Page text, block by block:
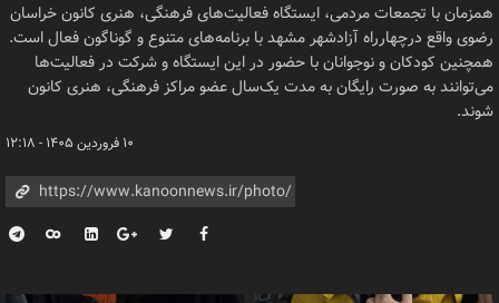
همزمان با تجمعات مردمی، ایستگاه فعالیت‌های فرهنگی، هنری کانون خراسان
رضوی واقع درچهارراه آزادشهر مشهد با برنامه‌های متنوع و گوناگون فعال است.
همچنین کودکان و نوجوانان با حضور در این ایستگاه و شرکت در فعالیت‌ها
می‌توانند به صورت رایگان به مدت یک‌سال عضو مراکز فرهنگی، هنری کانون
شوند.
۱۰ فروردین ۱۴۰۵ - ۱۲:۱۸